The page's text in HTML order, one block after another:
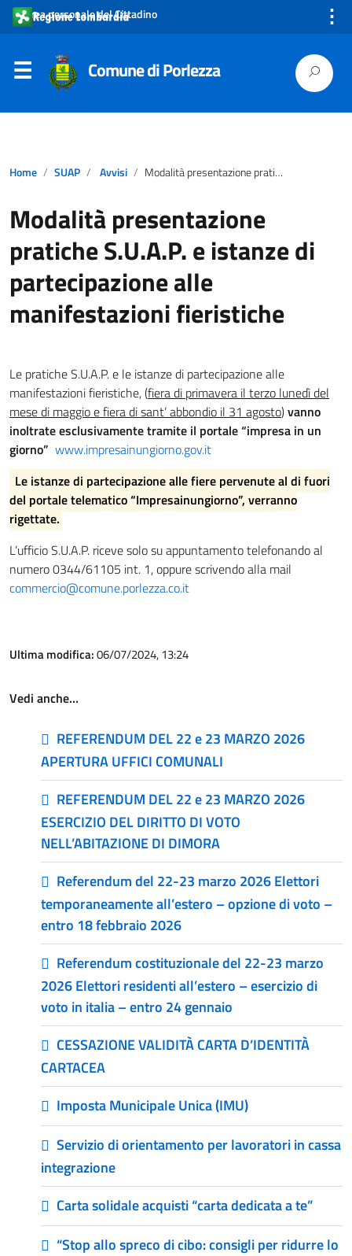
Area personale del Cittadino ⋮
Comune di Porlezza
Home SUAP Avvisi Modalità presentazione pratiche S.U.A.P. e istanze di partecipazione alle manifestazioni fieristiche
Modalità presentazione
pratiche S.U.A.P. e istanze di
partecipazione alle
manifestazioni fieristiche
Le pratiche S.U.A.P. e le istanze di partecipazione alle
manifestazioni fieristiche, (fiera di primavera il terzo lunedì del
mese di maggio e fiera di sant’ abbondio il 31 agosto)vanno
inoltrate esclusivamente tramite il portale “impresa in un
giorno” www.impresainungiorno.gov.it
Le istanze di partecipazione alle fiere pervenute al di fuori
del portale telematico “Impresainungiorno”, verranno
rigettate.
L’ufficio S.U.A.P. riceve solo su appuntamento telefonando al
numero 0344/61105 int. 1, oppure scrivendo alla mail
commercio@comune.porlezza.co.it
Ultima modifica:06/07/2024, 13:24
Vedi anche…
REFERENDUM DEL 22 e 23 MARZO 2026
APERTURA UFFICI COMUNALI
REFERENDUM DEL 22 e 23 MARZO 2026
ESERCIZIO DEL DIRITTO DI VOTO
NELL’ABITAZIONE DI DIMORA
Referendum del 22-23 marzo 2026 Elettori
temporaneamente all’estero – opzione di voto –
entro 18 febbraio 2026
Referendum costituzionale del 22-23 marzo
2026 Elettori residenti all’estero – esercizio di
voto in italia – entro 24 gennaio
CESSAZIONE VALIDITÀ CARTA D’IDENTITÀ
CARTACEA
Imposta Municipale Unica (IMU)
Servizio di orientamento per lavoratori in cassa
integrazione
Carta solidale acquisti “carta dedicata a te”
“Stop allo spreco di cibo: consigli per ridurre lo